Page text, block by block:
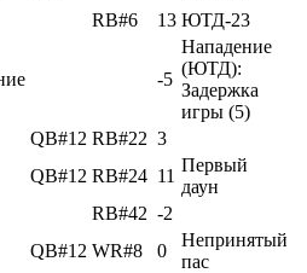
RB#6 13 ЮТД-23
-5
Нападение
(ЮТД):
Задержка
игры (5)
QB#12 RB#22 3
QB#12 RB#24 11
Первый
даун
RB#42 -2
QB#12 WR#8 0
Непринятый
пас